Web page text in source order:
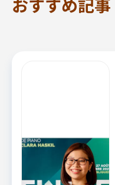
おすすめ記事